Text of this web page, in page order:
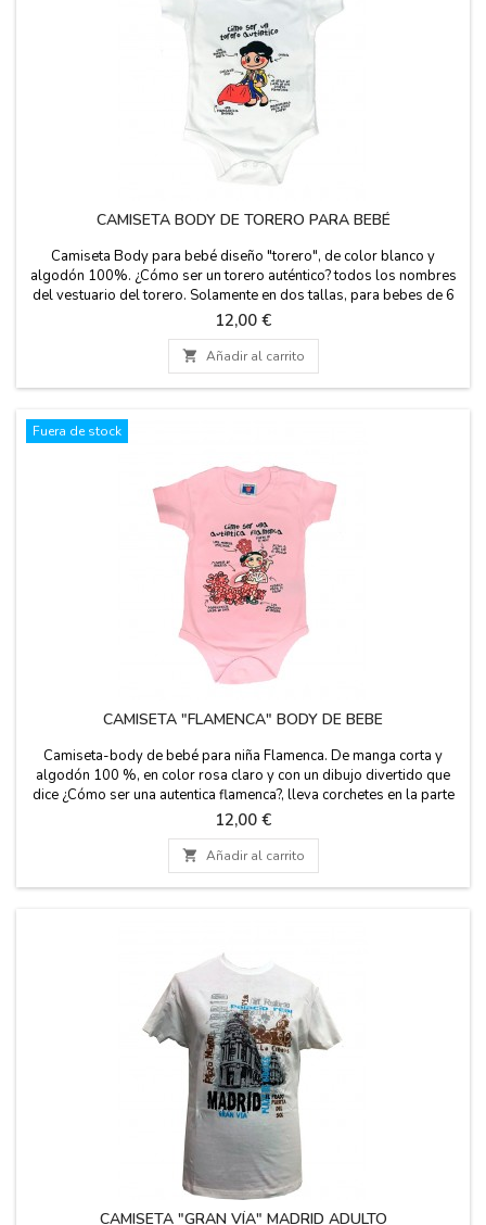
CAMISETA BODY DE TORERO PARA BEBÉ
Camiseta Body para bebé diseño "torero", de color blanco y
algodón 100%. ¿Cómo ser un torero auténtico? todos los nombres
del vestuario del torero. Solamente en dos tallas, para bebes de 6
meses y de 12 meses. de 0 a 6 meses: 23 cm. de ancho y 40,5 cm
de largo. de 6 a 12 meses: 25 cm. de ancho y 42,5 cm de largo.
Precio
12,00 €
 Añadir al carrito
Fuera de stock
CAMISETA "FLAMENCA" BODY DE BEBE
Camiseta-body de bebé para niña Flamenca. De manga corta y
algodón 100 %, en color rosa claro y con un dibujo divertido que
dice ¿Cómo ser una autentica flamenca?, lleva corchetes en la parte
de abajo para el cambio de pañal. Disponemos de dos tallas, 6
meses y 12 meses. Medidas: 0 a 6 meses: 23 cm. de ancho y 40,5
cm de largo. 6 a 12 meses: 25 cm. de...
Precio
12,00 €
 Añadir al carrito
CAMISETA "GRAN VÍA" MADRID ADULTO